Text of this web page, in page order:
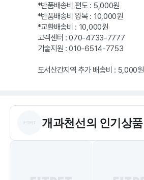
*반품배송비 편도 : 5,000원
*반품배송비 왕복 : 10,000원
*교환배송비 : 10,000원
고객센터 : 070-4733-7777
기술지원 : 010-6514-7753
도서산간지역 추가 배송비 : 5,000원
개과천선의 인기상품